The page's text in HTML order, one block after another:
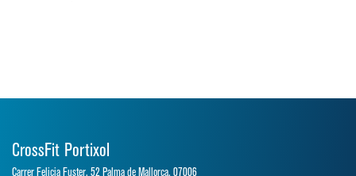
CrossFit Portixol
Carrer Felicia Fuster, 52 Palma de Mallorca, 07006